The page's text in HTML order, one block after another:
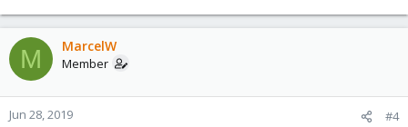
M MarcelW
Member
Jun 28, 2019 #4